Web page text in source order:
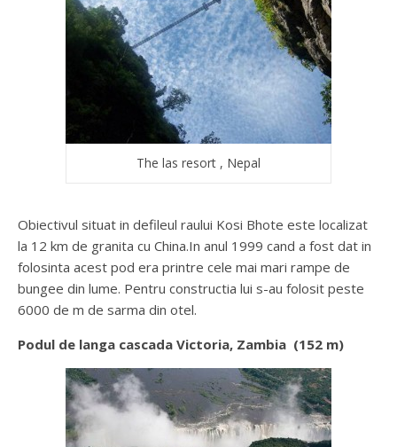
The las resort , Nepal
Obiectivul situat in defileul raului Kosi Bhote este localizat
la 12 km de granita cu China.In anul 1999 cand a fost dat in
folosinta acest pod era printre cele mai mari rampe de
bungee din lume. Pentru constructia lui s-au folosit peste
6000 de m de sarma din otel.
Podul de langa cascada Victoria, Zambia (152 m)